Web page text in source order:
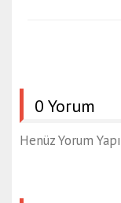
0 Yorum
Henüz Yorum